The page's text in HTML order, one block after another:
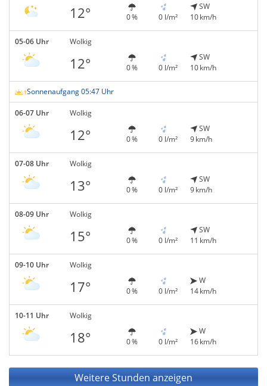
12° 0 % 0 l/m²
SW
10 km/h
05-06 Uhr Wolkig
12° 0 % 0 l/m²
SW
10 km/h
Sonnenaufgang 05:47 Uhr
06-07 Uhr Wolkig
12° 0 % 0 l/m²
SW
9 km/h
07-08 Uhr Wolkig
13° 0 % 0 l/m²
SW
9 km/h
08-09 Uhr Wolkig
15° 0 % 0 l/m²
SW
11 km/h
09-10 Uhr Wolkig
17° 0 % 0 l/m²
W
14 km/h
10-11 Uhr Wolkig
18° 0 % 0 l/m²
W
16 km/h
Weitere Stunden anzeigen